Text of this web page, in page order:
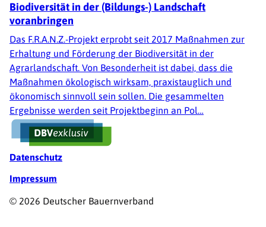
Biodiversität in der (Bildungs-) Landschaft
voranbringen
Das F.R.A.N.Z.-Projekt erprobt seit 2017 Maßnahmen zur
Erhaltung und Förderung der Biodiversität in der
Agrarlandschaft. Von Besonderheit ist dabei, dass die
Maßnahmen ökologisch wirksam, praxistauglich und
ökonomisch sinnvoll sein sollen. Die gesammelten
Ergebnisse werden seit Projektbeginn an Pol…
Fußzeile
Datenschutz
Impressum
© 2026 Deutscher Bauernverband